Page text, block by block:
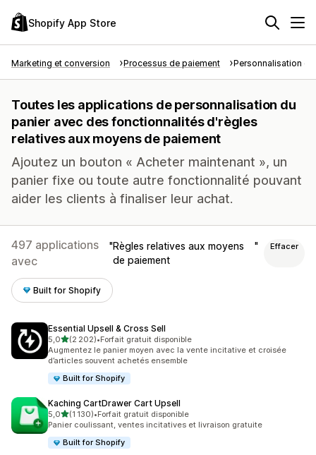
Shopify App Store
Marketing et conversion Processus de paiement Personnalisation
Toutes les applications de personnalisation du
panier avec des fonctionnalités d'règles
relatives aux moyens de paiement
Ajoutez un bouton « Acheter maintenant », un
panier fixe ou toute autre fonctionnalité pouvant
aider les clients à finaliser leur achat.
497 applications
avec
Règles relatives aux moyens
de paiement
Effacer
Built for Shopify
Essential Upsell & Cross Sell
5,0étoile(s) sur 5
(2 202)
2202 avis au total
•Forfait gratuit disponible
Augmentez le panier moyen avec la vente incitative et croisée
d’articles souvent achetés ensemble
Built for Shopify
Kaching CartDrawer Cart Upsell
5,0étoile(s) sur 5
(1 130)
1130 avis au total
•Forfait gratuit disponible
Panier coulissant, ventes incitatives et livraison gratuite
Built for Shopify